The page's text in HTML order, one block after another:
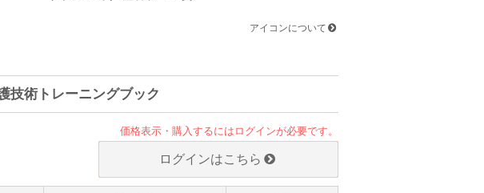
アイコンについて
技術トレーニングブック
価格表示・購入するにはログインが必要です。
ログインはこちら